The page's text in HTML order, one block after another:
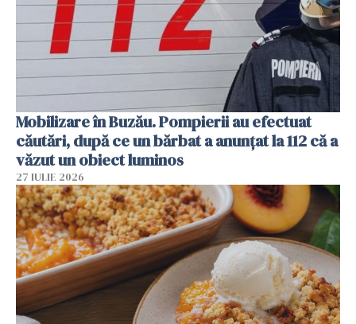
Mobilizare în Buzău. Pompierii au efectuat
căutări, după ce un bărbat a anunțat la 112 că a
văzut un obiect luminos
27 IULIE 2026